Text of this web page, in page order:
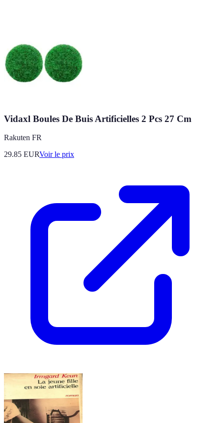
Vidaxl Boules De Buis Artificielles 2 Pcs 27 Cm
Rakuten FR
29.85 EURVoir le prix